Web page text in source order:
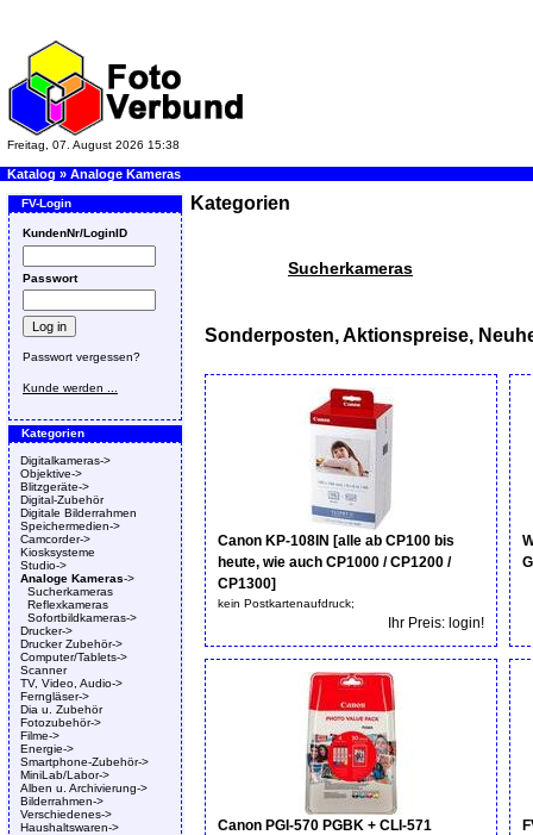
Freitag, 07. August 2026 15:38
Katalog » Analoge Kameras
FV-Login
KundenNr/LoginID
Passwort
Passwort vergessen?
Kunde werden ...
Kategorien
Digitalkameras->
Objektive->
Blitzgeräte->
Digital-Zubehör
Digitale Bilderrahmen
Speichermedien->
Camcorder->
Kiosksysteme
Studio->
Analoge Kameras->
Sucherkameras
Reflexkameras
Sofortbildkameras->
Drucker->
Drucker Zubehör->
Computer/Tablets->
Scanner
TV, Video, Audio->
Ferngläser->
Dia u. Zubehör
Fotozubehör->
Filme->
Energie->
Smartphone-Zubehör->
MiniLab/Labor->
Alben u. Archivierung->
Bilderrahmen->
Verschiedenes->
Haushaltswaren->
Kategorien
Sucherkameras
Sonderposten, Aktionspreise,
Canon KP-108IN [alle ab CP100 bis
heute, wie auch CP1000 / CP1200 /
CP1300]
kein Postkartenaufdruck;
Ihr Preis: login!
Canon PGI-570 PGBK + CLI-571